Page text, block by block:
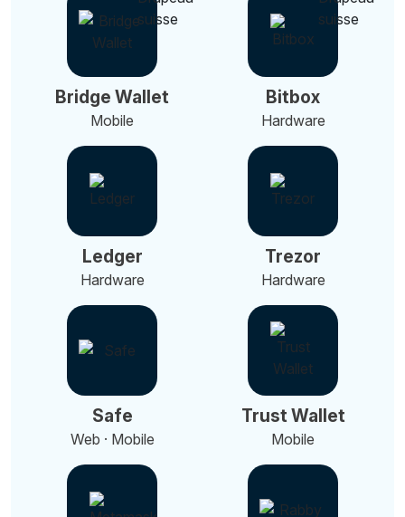
Bridge Wallet
Mobile
Bitbox
Hardware
Ledger
Hardware
Trezor
Hardware
Safe
Web · Mobile
Trust Wallet
Mobile